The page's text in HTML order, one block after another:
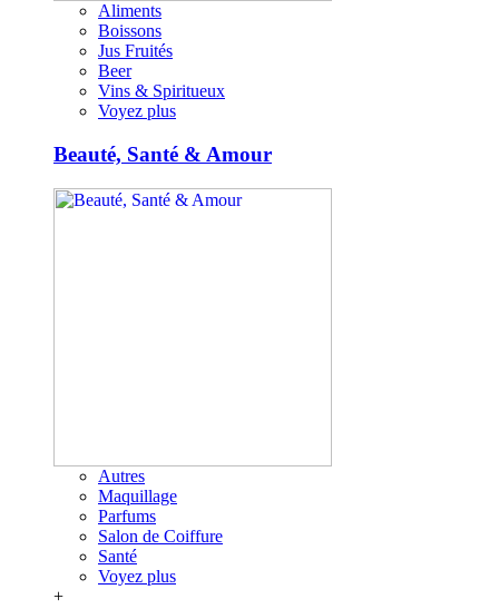
Aliments
Boissons
Jus Fruités
Beer
Vins & Spiritueux
Voyez plus
Beauté, Santé & Amour
Autres
Maquillage
Parfums
Salon de Coiffure
Santé
Voyez plus
+